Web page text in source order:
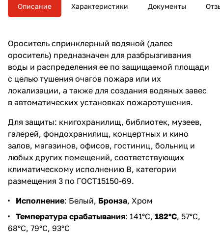
Описание Характеристики Документы
Ороситель спринклерный водяной (далее
ороситель) предназначен для разбрызгивания
воды и распределения ее по защищаемой площади
с целью тушения очагов пожара или их
локализации, а также для создания водяных завес
в автоматических установках пожаротушения.
Для защиты: книгохранилищ, библиотек, музеев,
галерей, фондохранилищ, концертных и кино
залов, магазинов, офисов, гостиниц, больниц и
любых других помещений, соответствующих
климатическому исполнению В, категории
размещения 3 по ГОСТ15150-69.
Исполнение: Белый, Бронза, Хром
Температура срабатывания: 141°С, 182°С, 57°С,
68°С, 79°С, 93°С